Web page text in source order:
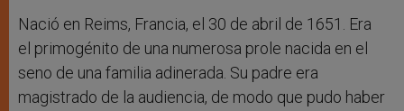
Nació en Reims, Francia, el 30 de abril de 1651. Era
el primogénito de una numerosa prole nacida en el
seno de una familia adinerada. Su padre era
magistrado de la audiencia, de modo que pudo haber